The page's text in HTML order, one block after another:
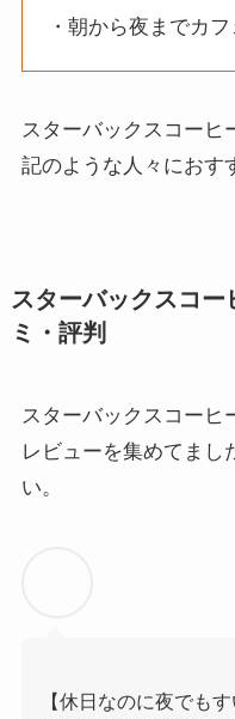
・朝から夜までカ
スターバックスコーヒ
記のような人々におす
スターバックスコー
ミ・評判
スターバックスコーヒ
レビューを集めてまし
い。
【休日なのに夜でも